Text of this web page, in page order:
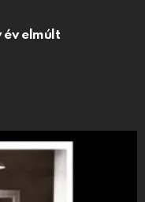
év elmúlt